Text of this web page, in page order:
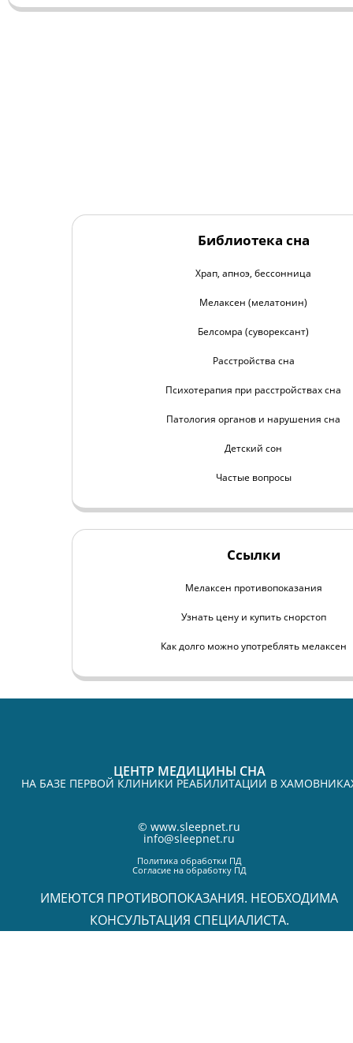
Библиотека сна
Храп, апноэ, бессонница
Мелаксен (мелатонин)
Белсомра (суворексант)
Расстройства сна
Психотерапия при расстройствах сна
Патология органов и нарушения сна
Детский сон
Частые вопросы
Ссылки
Мелаксен противопоказания
Узнать цену и купить снорстоп
Как долго можно употреблять мелаксен
ЦЕНТР МЕДИЦИНЫ СНА
НА БАЗЕ ПЕРВОЙ КЛИНИКИ РЕАБИЛИТАЦИИ В
© www.sleepnet.ru
info@sleepnet.ru
Политика обработки ПД
Согласие на обработку ПД
ИМЕЮТСЯ ПРОТИВОПОКАЗАНИЯ. НЕОБХОДИМА
КОНСУЛЬТАЦИЯ СПЕЦИАЛИСТА.